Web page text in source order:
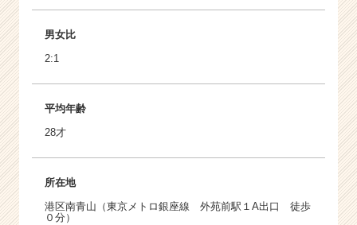
男女比
2:1
平均年齢
28才
所在地
港区南青山（東京メトロ銀座線 外苑前駅１A出口 徒歩
０分）